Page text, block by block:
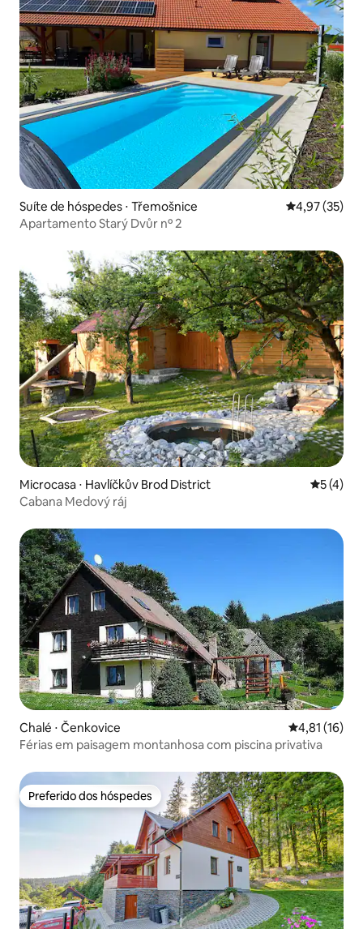
Suíte de hóspedes ⋅ Třemošnice 4,97 de uma
4,97 (35)
Apartamento Starý Dvůr nº 2
Microcasa ⋅ Havlíčkův Brod District 5 de
5 (4)
Cabana Medový ráj
Chalé ⋅ Čenkovice 4,81 de uma
4,81 (16)
Férias em paisagem montanhosa com piscina privativa
Preferido dos hóspedes
Preferido dos hóspedes